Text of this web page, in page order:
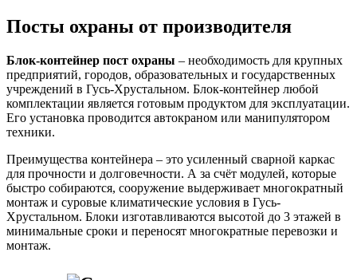
Посты охраны от производителя
Блок-контейнер пост охраны – необходимость для крупных
предприятий, городов, образовательных и государственных
учреждений в Гусь-Хрустальном. Блок-контейнер любой
комплектации является готовым продуктом для эксплуатации.
Его установка проводится автокраном или манипулятором
техники.
Преимущества контейнера – это усиленный сварной каркас
для прочности и долговечности. А за счёт модулей, которые
быстро собираются, сооружение выдерживает многократный
монтаж и суровые климатические условия в Гусь-
Хрустальном. Блоки изготавливаются высотой до 3 этажей в
минимальные сроки и переносят многократные перевозки и
монтаж.